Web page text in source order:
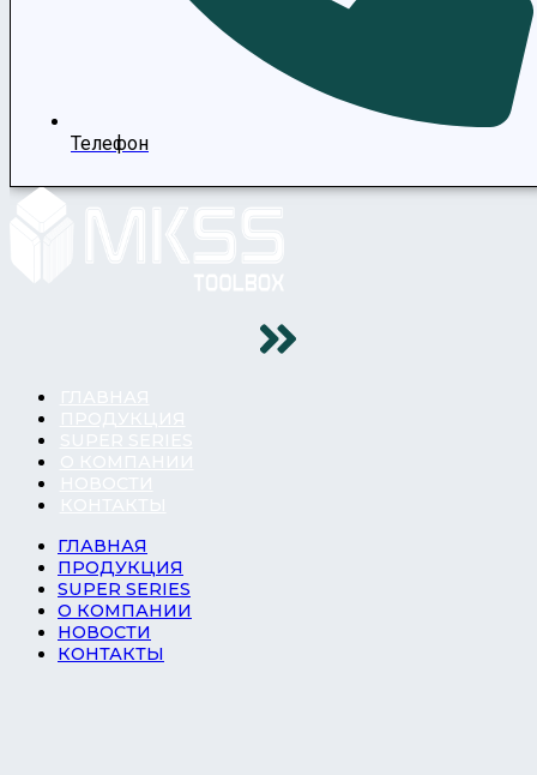
Телефон
ГЛАВНАЯ
ПРОДУКЦИЯ
SUPER SERIES
О КОМПАНИИ
НОВОСТИ
КОНТАКТЫ